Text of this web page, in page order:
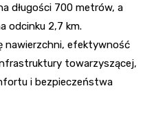
długości 700 metrów, a
odcinku 2,7 km.
nawierzchni, efektywność
towarzyszącej,
i bezpieczeństwa